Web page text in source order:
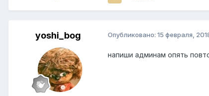
yoshi_bog Опубликовано: 15 февраля,
напиши админам опять